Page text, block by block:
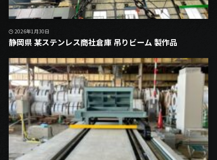
静岡県 某ステンレス商社倉庫 吊りビーム 製作品
2026年1月30日